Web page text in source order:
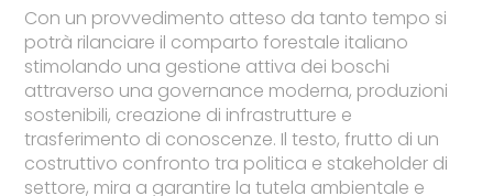
Con un provvedimento atteso da tanto tempo si
potrà rilanciare il comparto forestale italiano
stimolando una gestione attiva dei boschi
attraverso una governance moderna, produzioni
sostenibili, creazione di infrastrutture e
trasferimento di conoscenze. Il testo, frutto di un
costruttivo confronto tra politica e stakeholder di
settore, mira a garantire la tutela ambientale e